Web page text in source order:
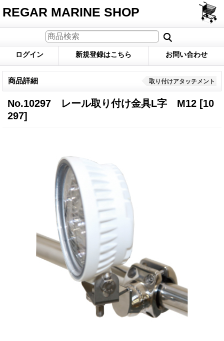
REGAR MARINE SHOP
ログイン 新規登録はこちら お問い合わせ
商品詳細 取り付けアタッチメント
No.10297 レール取り付け金具L字 M12 [10
297]